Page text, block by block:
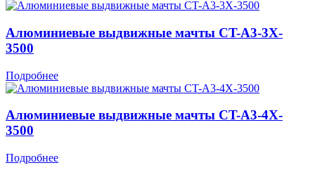
Алюминиевые выдвижные мачты CT-A3-3X-
3500
Подробнее
Алюминиевые выдвижные мачты CT-A3-4X-
3500
Подробнее